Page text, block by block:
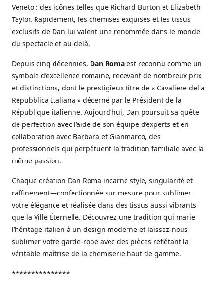
Veneto : des icônes telles que Richard Burton et Elizabeth
Taylor. Rapidement, les chemises exquises et les tissus
exclusifs de Dan lui valent une renommée dans le monde
du spectacle et au-delà.
Depuis cinq décennies, Dan Roma est reconnu comme un
symbole d’excellence romaine, recevant de nombreux prix
et distinctions, dont le prestigieux titre de « Cavaliere della
Repubblica Italiana » décerné par le Président de la
République italienne. Aujourd’hui, Dan poursuit sa quête
de perfection avec l’aide de son équipe d’experts et en
collaboration avec Barbara et Gianmarco, des
professionnels qui perpétuent la tradition familiale avec la
même passion.
Chaque création Dan Roma incarne style, singularité et
raffinement—confectionnée sur mesure pour sublimer
votre élégance et réalisée dans des tissus aussi vibrants
que la Ville Éternelle. Découvrez une tradition qui marie
l’héritage italien à un design moderne et laissez-nous
sublimer votre garde-robe avec des pièces reflétant la
véritable maîtrise de la chemiserie haut de gamme.
***************